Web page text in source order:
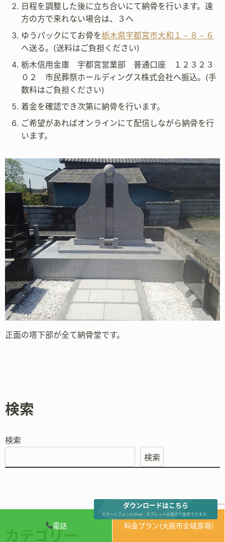
電話 料金プラン(大阪市全域斎場)
日程を調整した後に立ち合いにて納骨を行います。遠
方の方で来れない場合は、３へ
ゆうパックにてお骨を栃木県宇都宮市大和１－８－６
へ送る。(送料はご負担ください)
栃木信用金庫 宇都宮営業部 普通口座 １２３２３
０２ 市民葬祭ホールディングス株式会社へ振込。(手
数料はご負担ください)
着金を確認でき次第に納骨を行います。
ご希望があればオンラインにて配信しながら納骨を行
います。
正面の塔下部が全て納骨堂です。
検索
検索
検索
ダウンロードはこちら
スマートフォンとiPad・タブレットの両方で使用できます。